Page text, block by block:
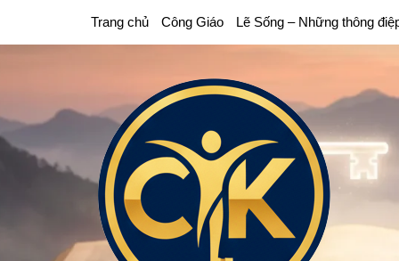
Trang chủ Công Giáo Lẽ Sống – Những thông